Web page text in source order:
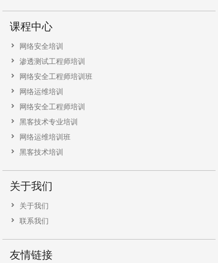
课程中心
网络安全培训
渗透测试工程师培训
网络安全工程师培训班
网络运维培训
网络安全工程师培训
黑客技术专业培训
网络运维培训班
黑客技术培训
关于我们
关于我们
联系我们
友情链接